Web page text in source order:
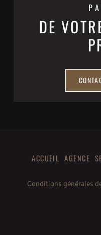
DE
ACCUEIL AGENCE
Conditions générales